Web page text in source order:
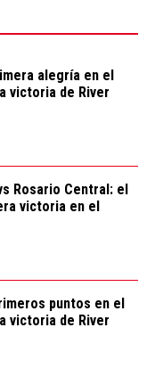
alegría en el
victoria de River
Rosario Central: el
victoria en el
puntos en el
victoria de River